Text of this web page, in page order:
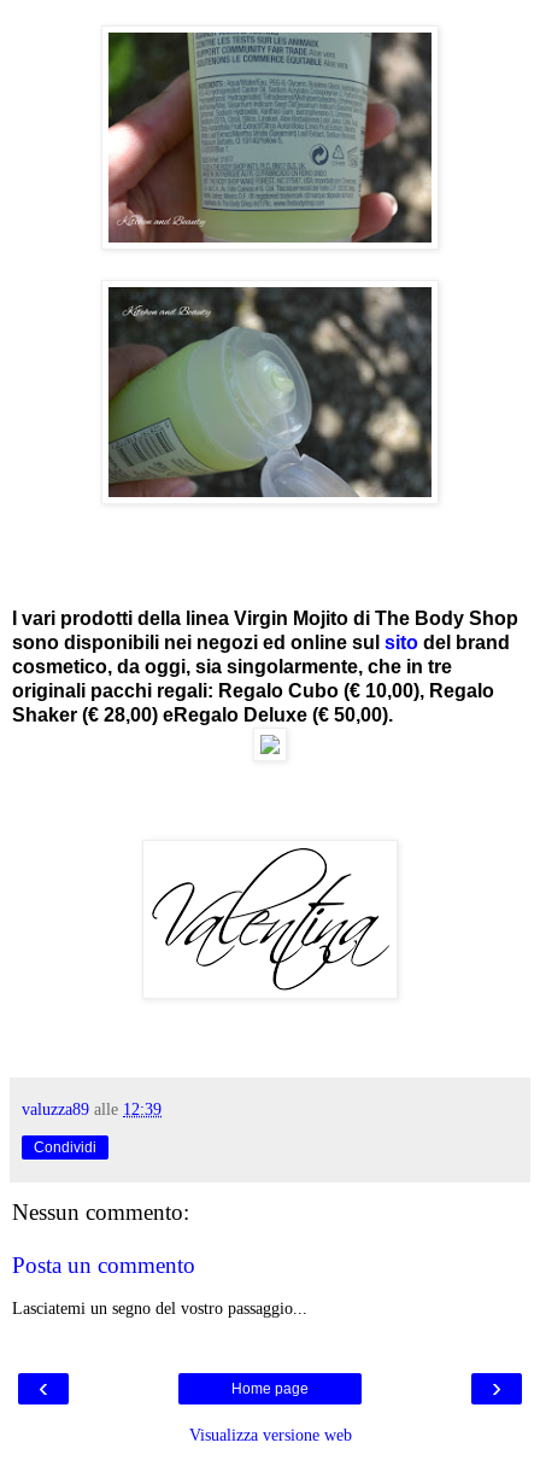
I vari prodotti della linea Virgin Mojito di The Body Shop
sono disponibili nei negozi ed online sul sito del brand
cosmetico, da oggi, sia singolarmente, che in tre
originali pacchi regali: Regalo Cubo (€ 10,00), Regalo
Shaker (€ 28,00) eRegalo Deluxe (€ 50,00).
valuzza89 alle 12:39
Condividi
Nessun commento:
Posta un commento
Lasciatemi un segno del vostro passaggio...
‹ ›
Home page
Visualizza versione web